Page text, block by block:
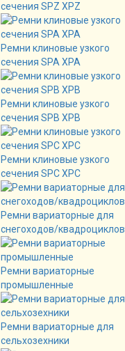
сечения SPZ XPZ
Ремни клиновые узкого
сечения SPA XPA
Ремни клиновые узкого
сечения SPB XPB
Ремни клиновые узкого
сечения SPC XPC
Ремни вариаторные для
снегоходов/квадроциклов
Ремни вариаторные
промышленные
Ремни вариаторные для
сельхозехники